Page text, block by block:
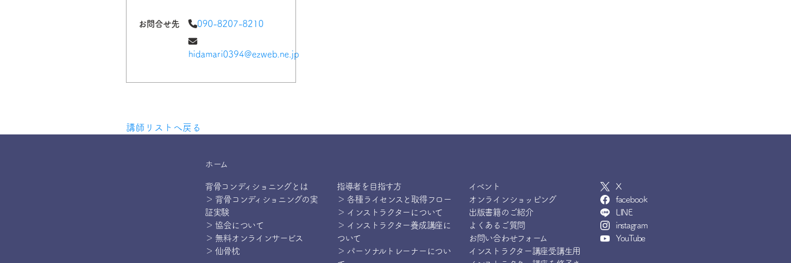
お問合せ先 090-8207-8210
hidamari0394@ezweb.ne.jp
講師リストへ戻る
ホーム
背骨コンディショニングとは
＞ 背骨コンディショニングの実
証実験
＞ 協会について
＞ 無料オンラインサービス
＞ 仙骨枕
指導者を目指す方
＞ 各種ライセンスと取得フロー
＞ インストラクターについて
＞ インストラクター養成講座に
ついて
＞ パーソナルトレーナーについ
イベント
オンラインショッピング
出版書籍のご紹介
よくあるご質問
お問い合わせフォーム
インストラクター講座受講生用
X
facebook
LINE
instagram
YouTube